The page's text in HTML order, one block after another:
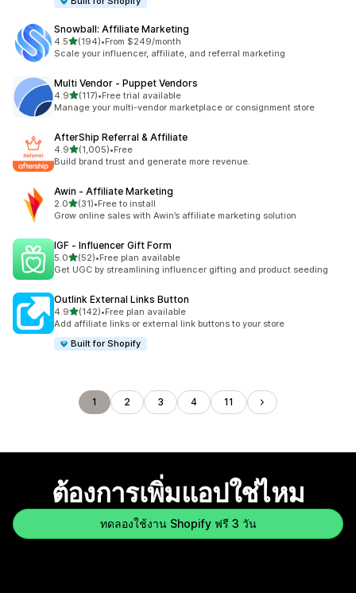
Snowball: Affiliate Marketing
4.5เต็ม 5 ดาว
(194)
ทั้งหมด 194 รีวิว
•From $249/month
Scale your influencer, affiliate, and referral marketing
Multi Vendor ‑ Puppet Vendors
4.9เต็ม 5 ดาว
(117)
ทั้งหมด 117 รีวิว
•Free trial available
Manage your multi-vendor marketplace or consignment store
AfterShip Referral & Affiliate
4.9เต็ม 5 ดาว
(1,005)
ทั้งหมด 1005 รีวิว
•Free
Build brand trust and generate more revenue.
Awin ‑ Affiliate Marketing
2.0เต็ม 5 ดาว
(31)
ทั้งหมด 31 รีวิว
•Free to install
Grow online sales with Awin’s affiliate marketing solution
IGF ‑ Influencer Gift Form
5.0เต็ม 5 ดาว
(52)
ทั้งหมด 52 รีวิว
•Free plan available
Get UGC by streamlining influencer gifting and product seeding
Outlink External Links Button
4.9เต็ม 5 ดาว
(142)
ทั้งหมด 142 รีวิว
•Free plan available
Add affiliate links or external link buttons to your store
Built for Shopify
1 2 3 4 11
ต้องการเพิ่มแอปใช่ไหม
ทดลองใช้งาน Shopify ฟรี 3 วัน